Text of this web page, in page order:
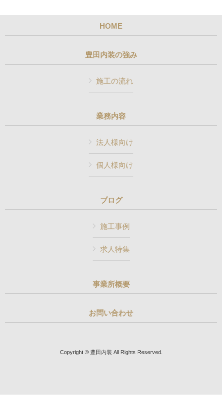
HOME
豊田内装の強み
施工の流れ
業務内容
法人様向け
個人様向け
ブログ
施工事例
求人特集
事業所概要
お問い合わせ
Copyright © 豊田内装 All Rights Reserved.